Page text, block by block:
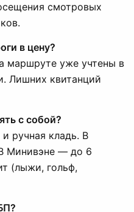
смотровых
в цену?
маршруте уже учтены в
Лишних квитанций
с собой?
ручная кладь. В
Минивэне — до 6
(лыжи, гольф,